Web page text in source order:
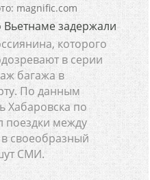
magnific.com
Вьетнаме задержали
которого
в серии
багажа в
По данным
Хабаровска по
поездки между
своеобразный
СМИ.